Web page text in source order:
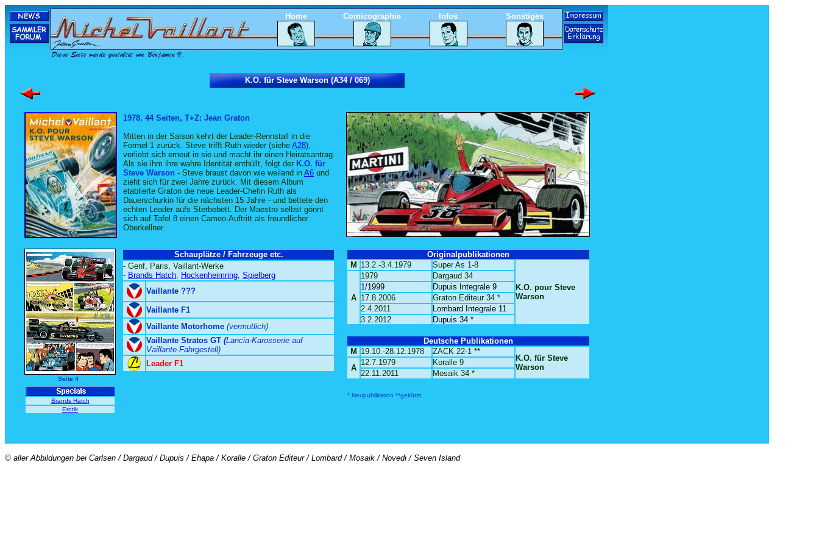
Home Comicographie Infos Sonstiges
K.O. für Steve Warson (A34 / 069)
1978, 44 Seiten, T+Z: Jean Graton
Mitten in der Saison kehrt der Leader-Rennstall in die
Formel 1 zurück. Steve trifft Ruth wieder (siehe A28),
verliebt sich erneut in sie und macht ihr einen Heiratsantrag.
Als sie ihm ihre wahre Identität enthüllt, folgt der K.O. für
Steve Warson - Steve braust davon wie weiland in A6 und
zieht sich für zwei Jahre zurück. Mit diesem Album
etablierte Graton die neue Leader-Chefin Ruth als
Dauerschurkin für die nächsten 15 Jahre - und bettete den
echten Leader aufs Sterbebett. Der Maestro selbst gönnt
sich auf Tafel 8 einen Cameo-Auftritt als freundlicher
Oberkellner.
Schauplätze / Fahrzeuge etc.
- Genf, Paris, Vaillant-Werke
- Brands Hatch, Hockenheimring, Spielberg
Vaillante ???
Vaillante F1
Vaillante Motorhome (vermutlich)
Vaillante Stratos GT (Lancia-Karosserie auf
Vaillante-Fahrgestell)
Leader F1
Originalpublikationen
M 13.2.-3.4.1979 Super As 1-8
K.O. pour Steve
Warson
A
1979
Dargaud 34
1/1999
Dupuis Integrale 9
17.8.2006
Graton Editeur 34 *
2.4.2011
Lombard Integrale 11
3.2.2012
Dupuis 34 *
Deutsche Publikationen
M 19.10.-28.12.1978 ZACK 22-1 **
K.O. für Steve
Warson
A
12.7.1979
Koralle 9
22.11.2011
Mosaik 34 *
* Neupublikation **gekürzt
Seite 4
Brands Hatch
Erotik
© aller Abbildungen bei Carlsen / Dargaud / Dupuis / Ehapa / Koralle / Graton Editeur / Lombard / Mosaik / Novedi / Seven Island